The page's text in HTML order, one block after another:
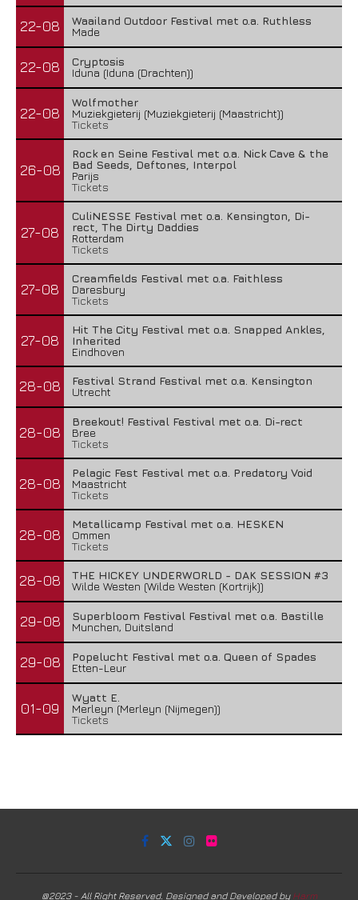
22-08
Waailand Outdoor Festival met o.a. Ruthless
Made
22-08
Cryptosis
Iduna (Iduna (Drachten))
22-08
Wolfmother
Muziekgieterij (Muziekgieterij (Maastricht))
Tickets
26-08
Rock en Seine Festival met o.a. Nick Cave & the
Bad Seeds, Deftones, Interpol
Parijs
Tickets
27-08
CuliNESSE Festival met o.a. Kensington, Di-
rect, The Dirty Daddies
Rotterdam
Tickets
27-08
Creamfields Festival met o.a. Faithless
Daresbury
Tickets
27-08
Hit The City Festival met o.a. Snapped Ankles,
Inherited
Eindhoven
28-08
Festival Strand Festival met o.a. Kensington
Utrecht
28-08
Breekout! Festival Festival met o.a. Di-rect
Bree
Tickets
28-08
Pelagic Fest Festival met o.a. Predatory Void
Maastricht
Tickets
28-08
Metallicamp Festival met o.a. HESKEN
Ommen
Tickets
28-08
THE HICKEY UNDERWORLD - DAK SESSION #3
Wilde Westen (Wilde Westen (Kortrijk))
29-08
Superbloom Festival Festival met o.a. Bastille
Munchen, Duitsland
29-08
Popelucht Festival met o.a. Queen of Spades
Etten-Leur
01-09
Wyatt E.
Merleyn (Merleyn (Nijmegen))
Tickets
@2023 - All Right Reserved. Designed and Developed by Harm